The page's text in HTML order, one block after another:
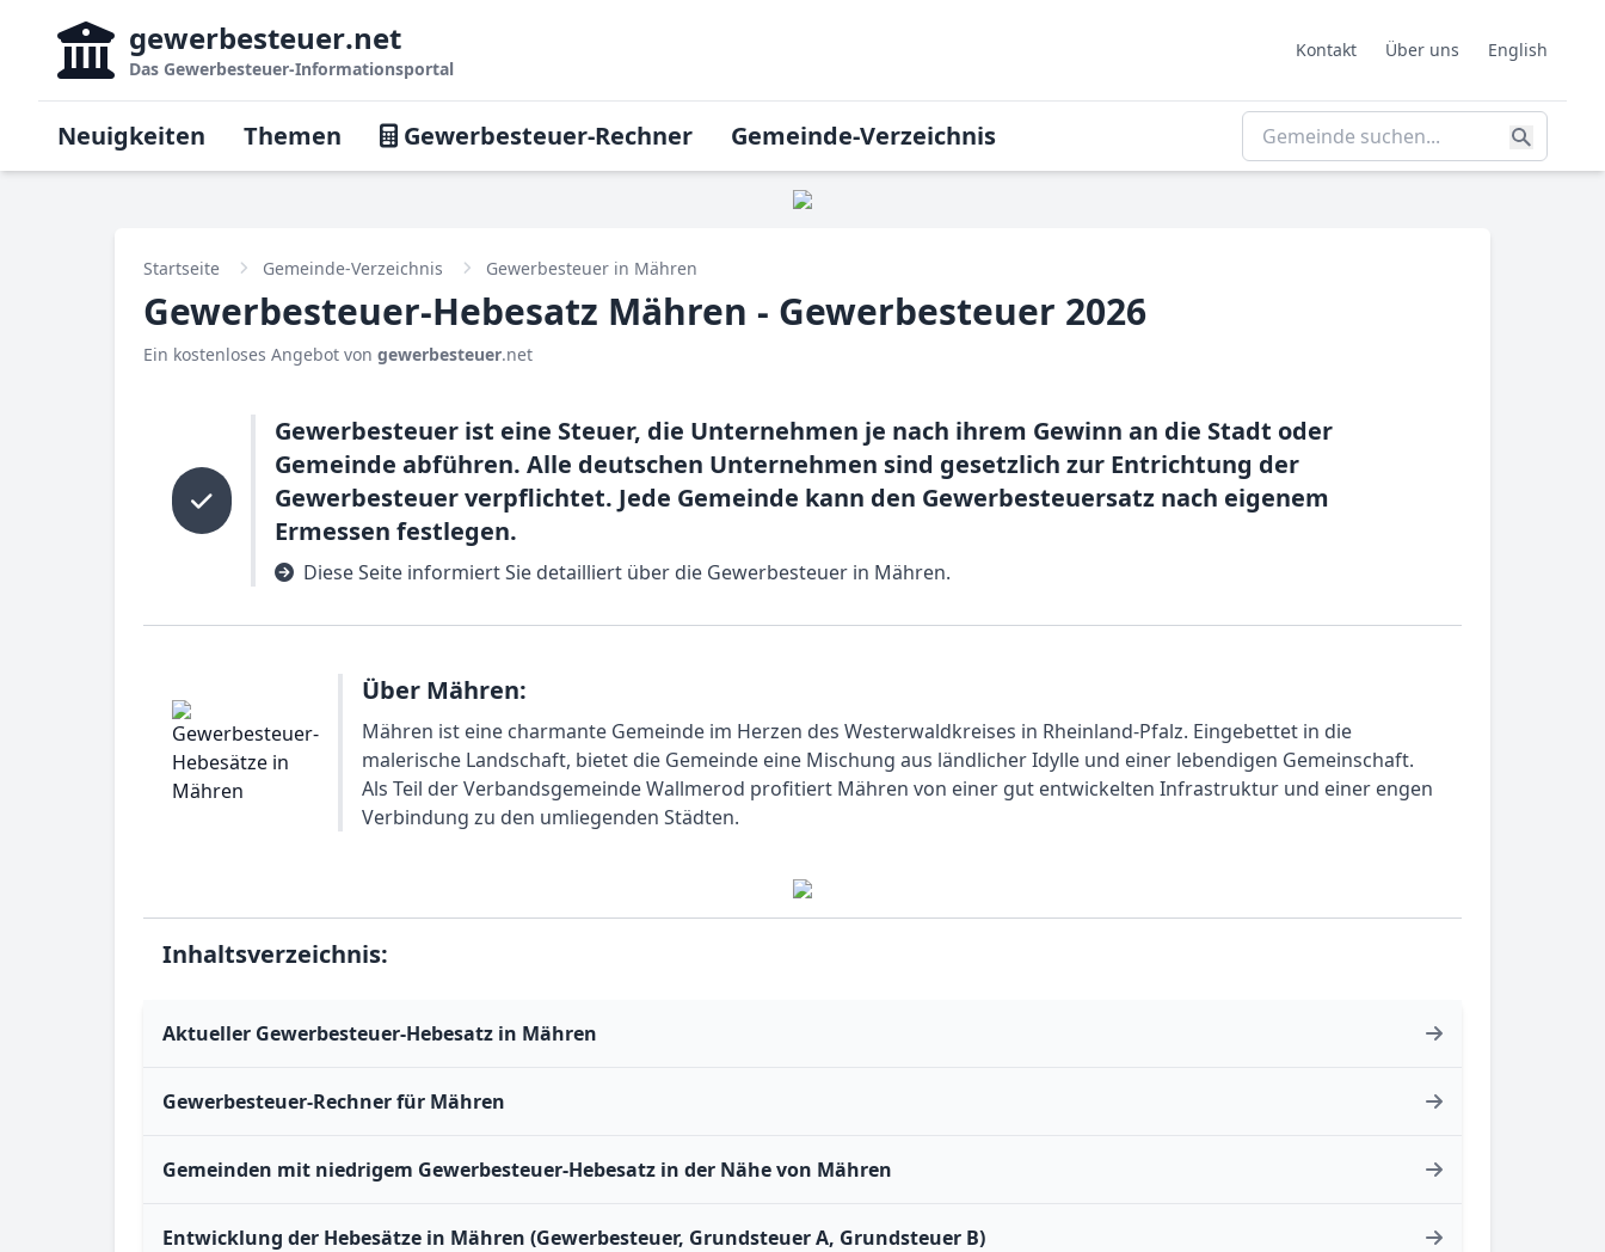
gewerbesteuer.net
Das Gewerbesteuer-Informationsportal
Kontakt Über uns English
Neuigkeiten Themen Gewerbesteuer-Rechner Gemeinde-Verzeichnis
Startseite Gemeinde-Verzeichnis Gewerbesteuer in Mähren
Gewerbesteuer-Hebesatz Mähren - Gewerbesteuer 2026
Ein kostenloses Angebot von gewerbesteuer.net
Gewerbesteuer ist eine Steuer, die Unternehmen je nach ihrem Gewinn an die Stadt oder
Gemeinde abführen. Alle deutschen Unternehmen sind gesetzlich zur Entrichtung der
Gewerbesteuer verpflichtet. Jede Gemeinde kann den Gewerbesteuersatz nach eigenem
Ermessen festlegen.
Diese Seite informiert Sie detailliert über die Gewerbesteuer in Mähren.
Über Mähren:
Mähren ist eine charmante Gemeinde im Herzen des Westerwaldkreises in Rheinland-Pfalz. Eingebettet in die
malerische Landschaft, bietet die Gemeinde eine Mischung aus ländlicher Idylle und einer lebendigen Gemeinschaft.
Als Teil der Verbandsgemeinde Wallmerod profitiert Mähren von einer gut entwickelten Infrastruktur und einer engen
Verbindung zu den umliegenden Städten.
Inhaltsverzeichnis:
Aktueller Gewerbesteuer-Hebesatz in Mähren
Gewerbesteuer-Rechner für Mähren
Gemeinden mit niedrigem Gewerbesteuer-Hebesatz in der Nähe von Mähren
Entwicklung der Hebesätze in Mähren (Gewerbesteuer, Grundsteuer A, Grundsteuer B)